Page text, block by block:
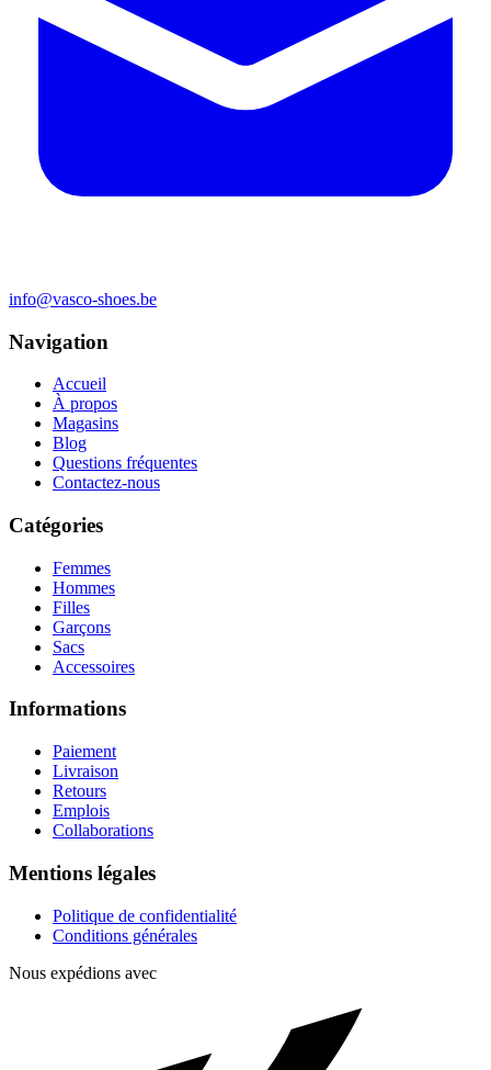
info@vasco-shoes.be
Navigation
Accueil
À propos
Magasins
Blog
Questions fréquentes
Contactez-nous
Catégories
Femmes
Hommes
Filles
Garçons
Sacs
Accessoires
Informations
Paiement
Livraison
Retours
Emplois
Collaborations
Mentions légales
Politique de confidentialité
Conditions générales
Nous expédions avec